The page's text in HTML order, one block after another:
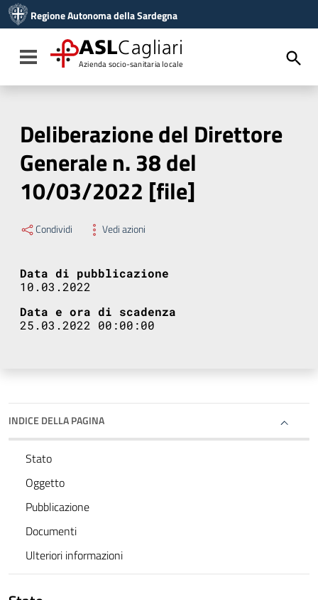
Vai al menu di navigazione
Vai al footer
Regione Autonoma della Sardegna
Toggle navigation
ASLCagliari
Azienda socio-sanitaria locale
Deliberazione del Direttore
Generale n. 38 del
10/03/2022 [file]
Condividi Vedi azioni
Data di pubblicazione
10.03.2022
Data e ora di scadenza
25.03.2022 00:00:00
INDICE DELLA PAGINA
Stato
Oggetto
Pubblicazione
Documenti
Ulteriori informazioni